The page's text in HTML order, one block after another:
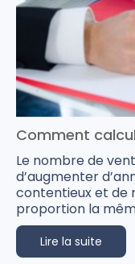
Comment
Le nombre de
d’augmenter
contentieux et de
proportion la
Lire la suite